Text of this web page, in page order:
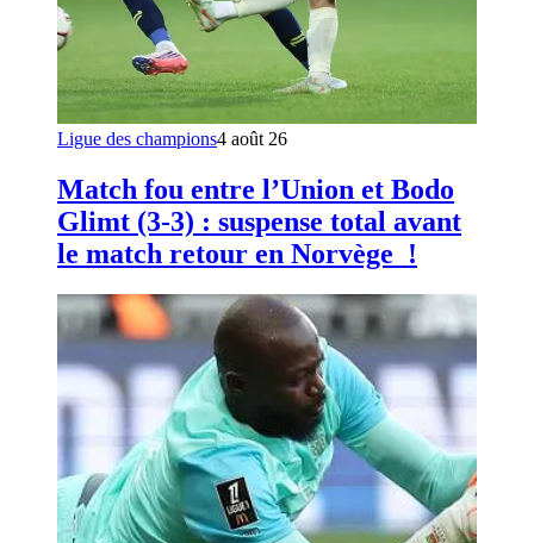
Ligue des champions4 août 26
Match fou entre l’Union et Bodo
Glimt (3-3) : suspense total avant
le match retour en Norvège !